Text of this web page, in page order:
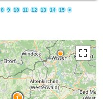
8 9 10 11 12 13 14 15 >